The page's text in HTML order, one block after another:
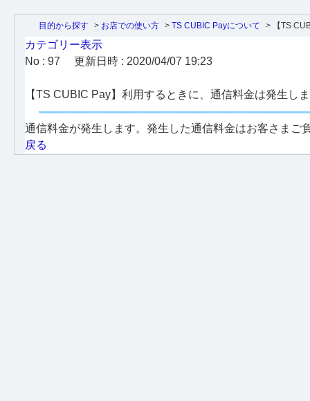
目的から探す > お店での使い方 > TS CUBIC Payについて > 【TS
カテゴリー表示
No : 97
更新日時 : 2020/04/07 19:23
【TS CUBIC Pay】利用するときに、通信料金は発生し
通信料金が発生します。発生した通信料金はお客さまご
戻る